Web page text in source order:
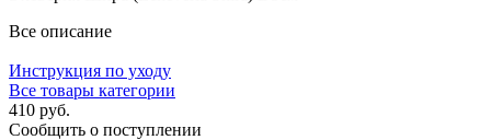
Все описание
Инструкция по уходу
Все товары категории
410 руб.
Сообщить о поступлении